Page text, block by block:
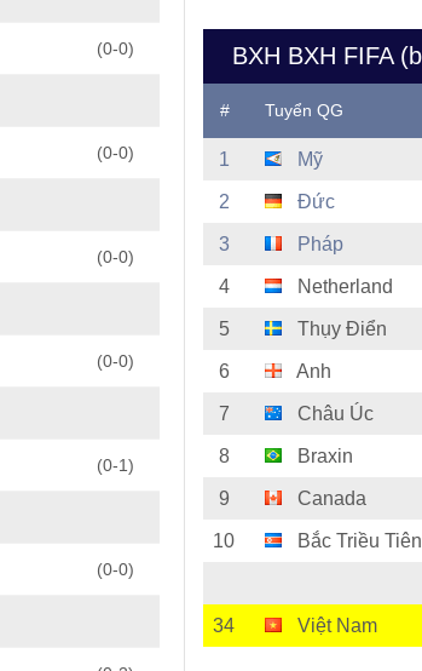
(0-0)
(0-0)
(0-0)
(0-0)
(0-1)
(0-0)
# Tuyển QG
1 Mỹ
2 Đức
3 Pháp
4 Netherland
5 Thụy Điển
6 Anh
7 Châu Úc
8 Braxin
9 Canada
10 Bắc Triều Tiên
34 Việt Nam